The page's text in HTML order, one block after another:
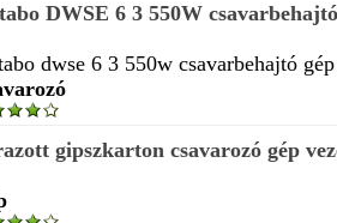
DWSE 6 3 550W
dwse 6 3 550w csavarbehajtó
gipszkarton csavarozó gép